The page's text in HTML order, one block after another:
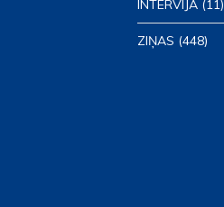
INTERVIJA (11)
ZIŅAS (448)